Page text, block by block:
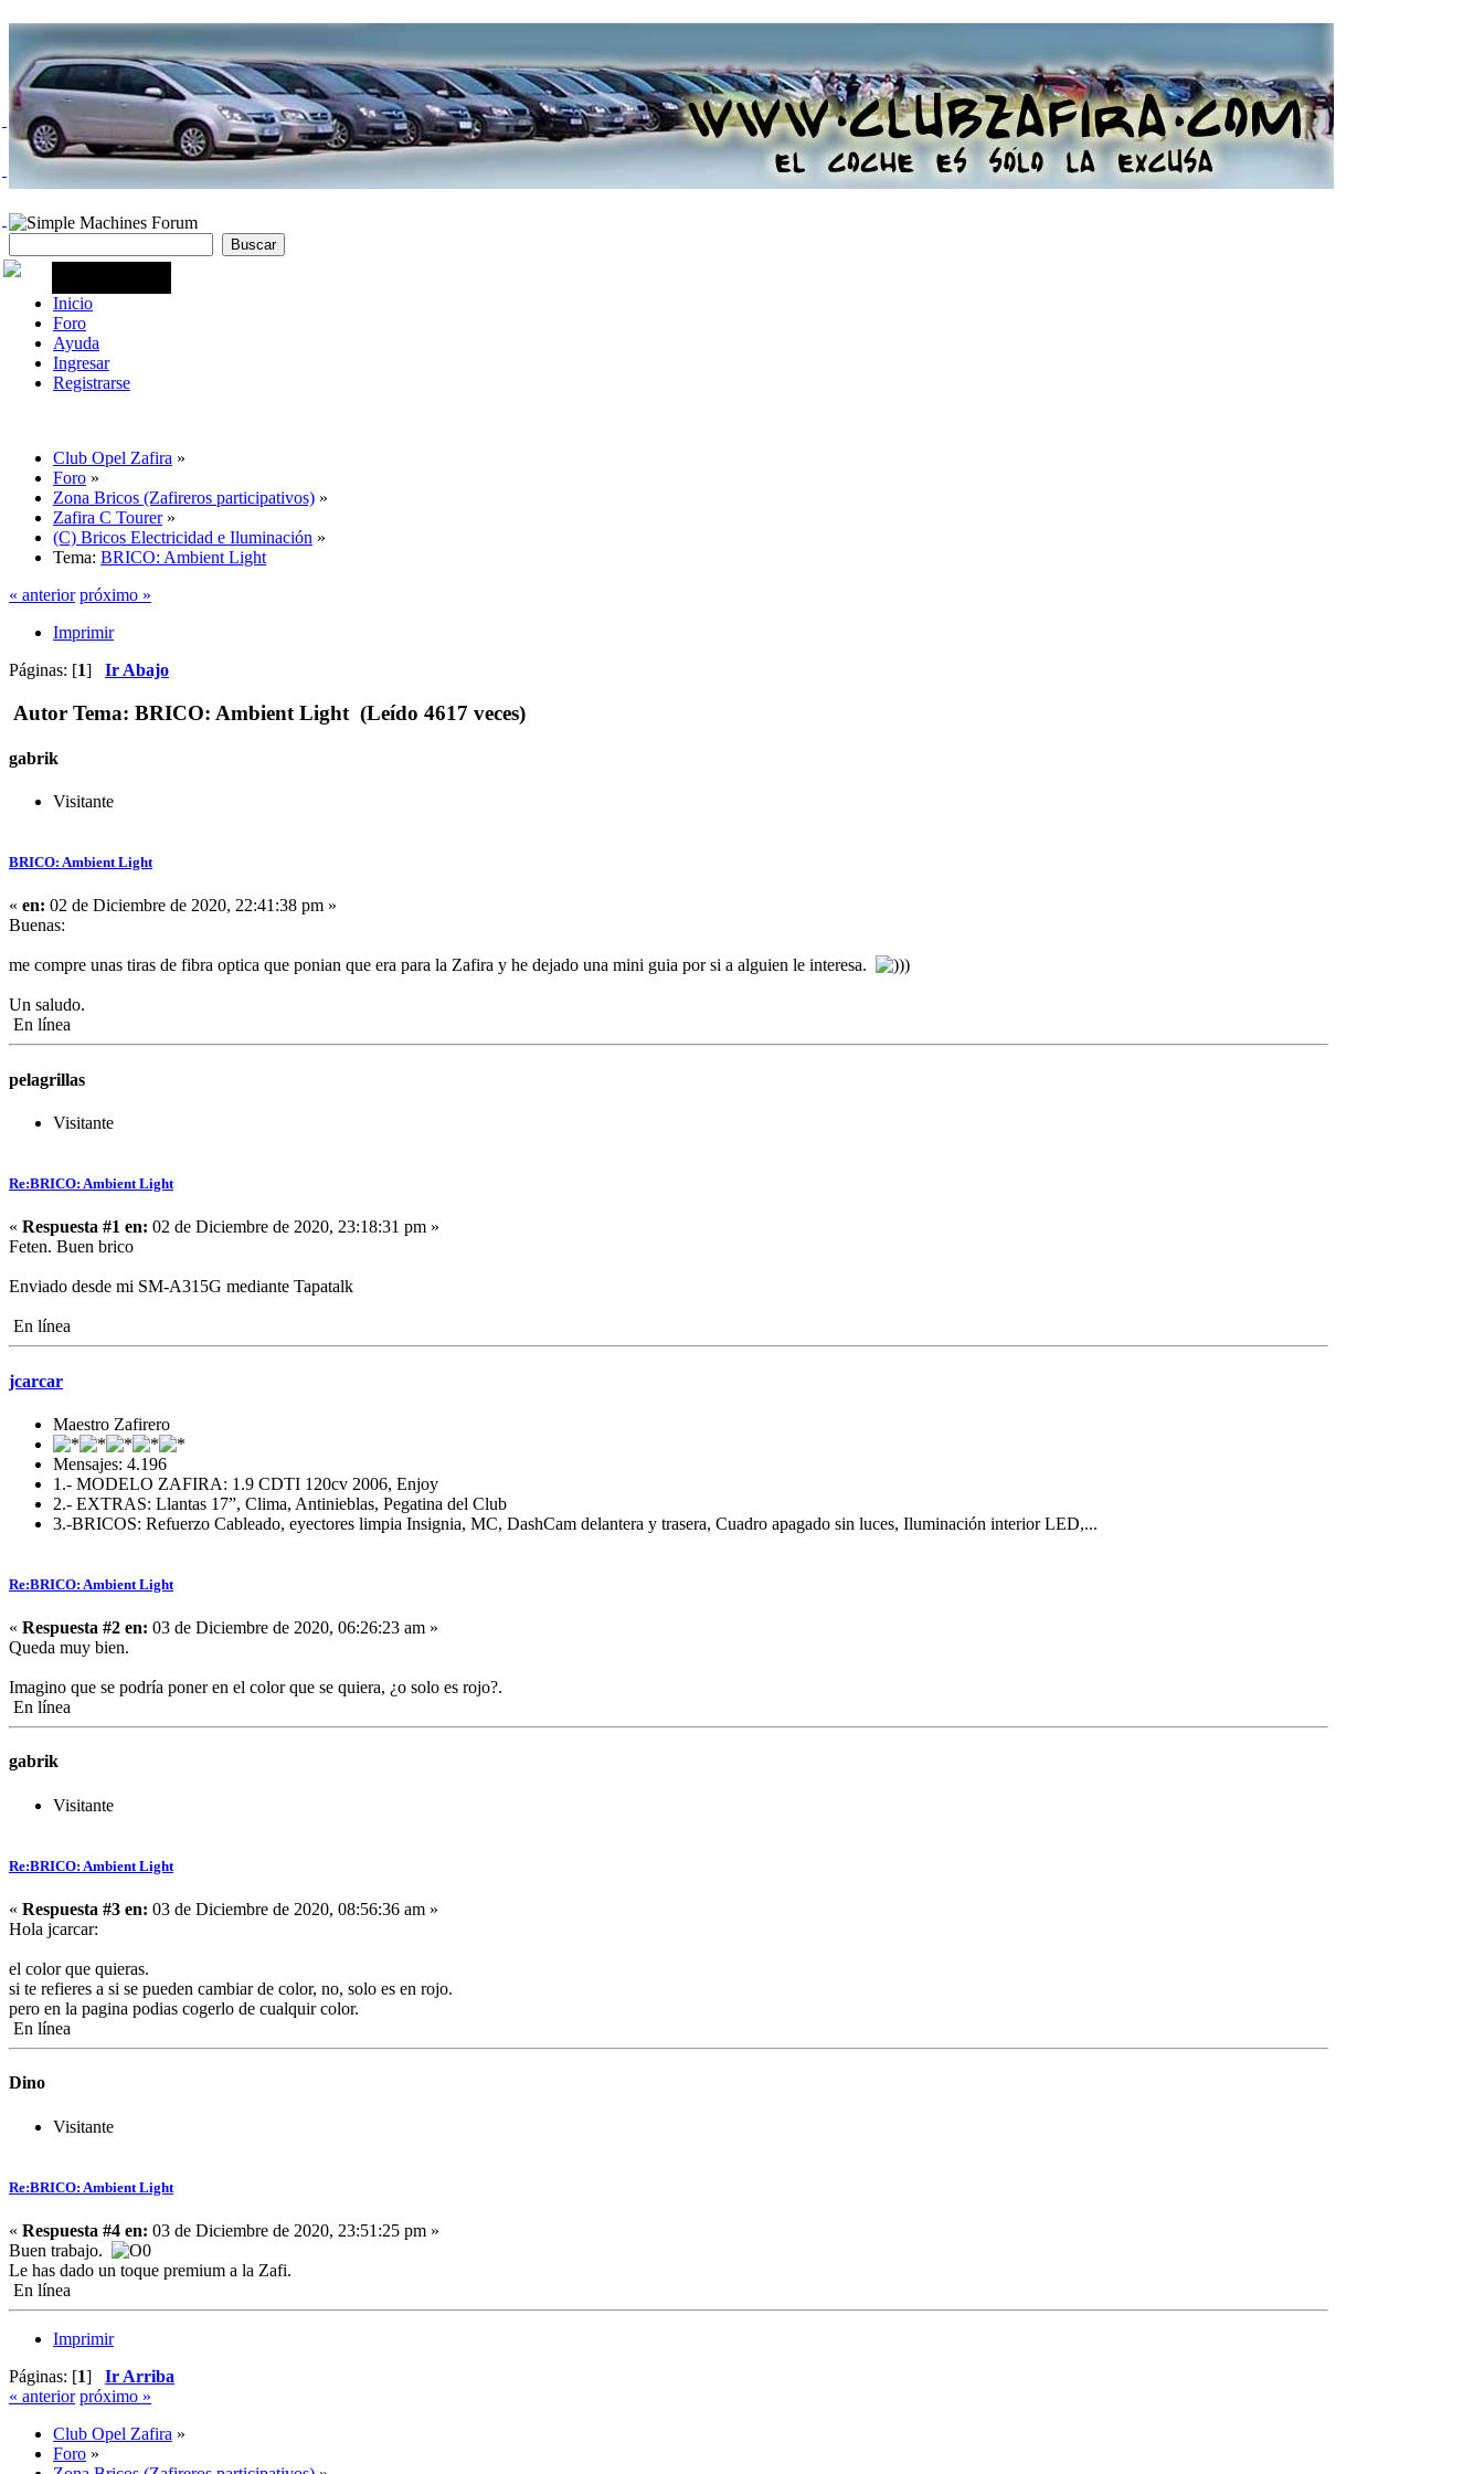
Inicio
Foro
Ayuda
Ingresar
Registrarse
Club Opel Zafira »
Foro »
Zona Bricos (Zafireros participativos) »
Zafira C Tourer»
(C) Bricos Electricidad e Iluminación »
Tema: BRICO: Ambient Light
« anterior próximo »
Imprimir
Páginas: [1] Ir Abajo
Autor Tema: BRICO: Ambient Light (Leído 4617 veces)
gabrik
Visitante
BRICO: Ambient Light
« en: 02 de Diciembre de 2020, 22:41:38 pm »
Buenas:
me compre unas tiras de fibra optica que ponian que era para la Zafira y he dejado una mini guia por si a alguien le interesa.
Un saludo.
En línea
pelagrillas
Visitante
Re:BRICO: Ambient Light
« Respuesta #1 en: 02 de Diciembre de 2020, 23:18:31 pm »
Feten. Buen brico
Enviado desde mi SM-A315G mediante Tapatalk
En línea
jcarcar
Maestro Zafirero
Mensajes: 4.196
1.- MODELO ZAFIRA: 1.9 CDTI 120cv 2006, Enjoy
2.- EXTRAS: Llantas 17”, Clima, Antinieblas, Pegatina del Club
3.-BRICOS: Refuerzo Cableado, eyectores limpia Insignia, MC, DashCam delantera y trasera, Cuadro apagado sin luces, Iluminación interior LED,...
Re:BRICO: Ambient Light
« Respuesta #2 en: 03 de Diciembre de 2020, 06:26:23 am »
Queda muy bien.
Imagino que se podría poner en el color que se quiera, ¿o solo es rojo?.
En línea
gabrik
Visitante
Re:BRICO: Ambient Light
« Respuesta #3 en: 03 de Diciembre de 2020, 08:56:36 am »
Hola jcarcar:
el color que quieras.
si te refieres a si se pueden cambiar de color, no, solo es en rojo.
pero en la pagina podias cogerlo de cualquir color.
En línea
Dino
Visitante
Re:BRICO: Ambient Light
« Respuesta #4 en: 03 de Diciembre de 2020, 23:51:25 pm »
Buen trabajo.
Le has dado un toque premium a la Zafi.
En línea
Imprimir
Páginas: [1] Ir Arriba
« anterior próximo »
Club Opel Zafira »
Foro »